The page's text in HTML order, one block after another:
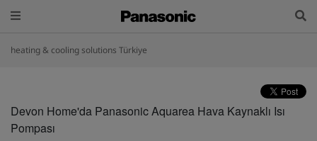
heating & cooling solutions Türkiye
Devon Home'da Panasonic Aquarea Hava Kaynaklı Isı
Pompası